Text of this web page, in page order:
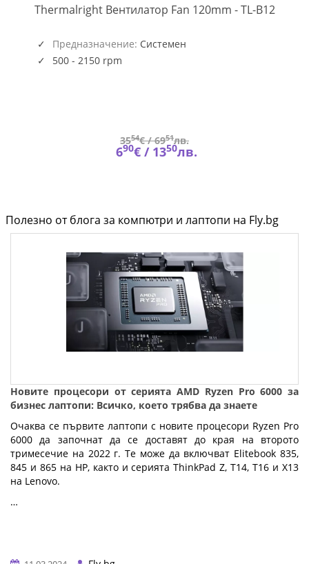
Thermalright Вентилатор Fan 120mm - TL-B12TL-
Предназначение: Системен
500 - 2150 rpm
3554€ /6951лв.
690€ / 1350лв.
Полезно от блога за компютри и лаптопи на Fly.bg
Новите процесори от серията AMD Ryzen Pro 6000 за
бизнес лаптопи: Всичко, което трябва да знаете
Очаква се първите лаптопи с новите процесори Ryzen Pro
6000 да започнат да се доставят до края на второто
тримесечие на 2022 г. Те може да включват Elitebook 835,
845 и 865 на HP, както и серията ThinkPad Z, T14, T16 и X13
на Lenovo.
…